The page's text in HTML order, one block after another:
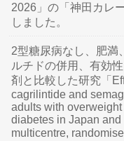
2026」の「神田カレ
しました。
2型糖尿病なし、肥満
ルチドの併用、有効
剤と比較した研究「
cagrilintide and
adults with
diabetes in Japan
multicentre,